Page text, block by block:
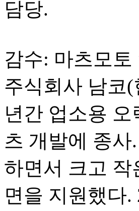
담당.
감수: 마츠모토
주식회사 남코
년간 업소용
츠 개발에 종
하면서 크고
면을 지원했다